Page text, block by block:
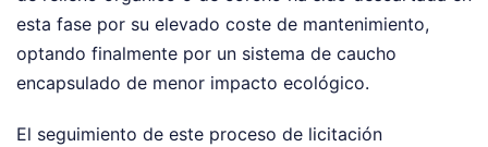
esta fase por su elevado coste de mantenimiento,
optando finalmente por un sistema de caucho
encapsulado de menor impacto ecológico.
El seguimiento de este proceso de licitación